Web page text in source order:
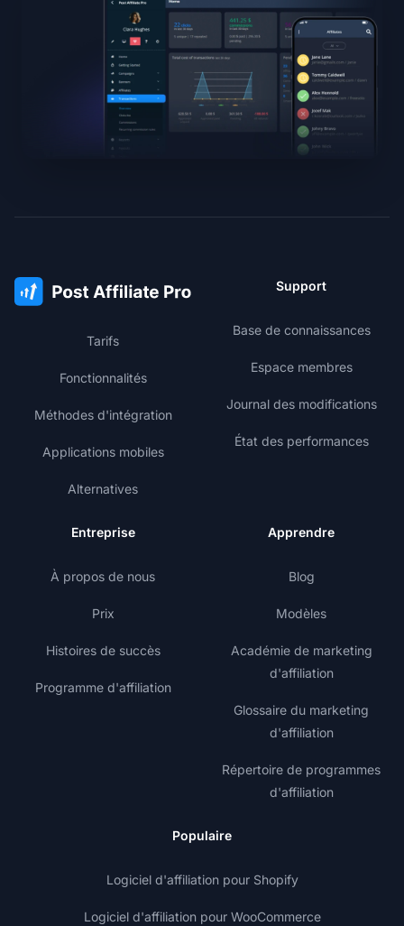
Tarifs
Fonctionnalités
Méthodes d'intégration
Applications mobiles
Alternatives
Support
Base de connaissances
Espace membres
Journal des modifications
État des performances
Entreprise
À propos de nous
Prix
Histoires de succès
Programme d'affiliation
Apprendre
Blog
Modèles
Académie de marketing
d'affiliation
Glossaire du marketing
d'affiliation
Répertoire de programmes
d'affiliation
Populaire
Logiciel d'affiliation pour Shopify
Logiciel d'affiliation pour WooCommerce